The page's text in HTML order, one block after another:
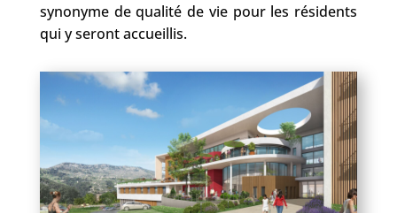
synonyme de qualité de vie pour les résidents
qui y seront accueillis.